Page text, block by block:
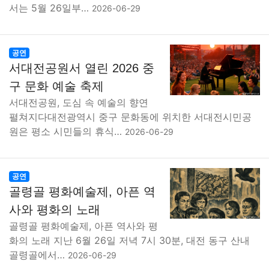
서는 5월 26일부… 2026-06-29
공연
서대전공원서 열린 2026 중
구 문화 예술 축제
서대전공원, 도심 속 예술의 향연
펼쳐지다대전광역시 중구 문화동에 위치한 서대전시민공
원은 평소 시민들의 휴식… 2026-06-29
공연
골령골 평화예술제, 아픈 역
사와 평화의 노래
골령골 평화예술제, 아픈 역사와 평
화의 노래 지난 6월 26일 저녁 7시 30분, 대전 동구 산내
골령골에서… 2026-06-29